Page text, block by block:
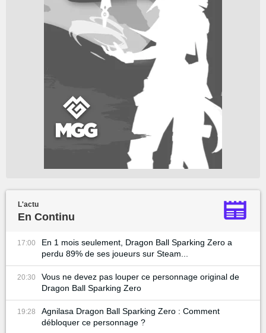
L'actu
En Continu
17:00
En 1 mois seulement, Dragon Ball Sparking Zero a
perdu 89% de ses joueurs sur Steam...
20:30
Vous ne devez pas louper ce personnage original de
Dragon Ball Sparking Zero
19:28
Agnilasa Dragon Ball Sparking Zero : Comment
débloquer ce personnage ?